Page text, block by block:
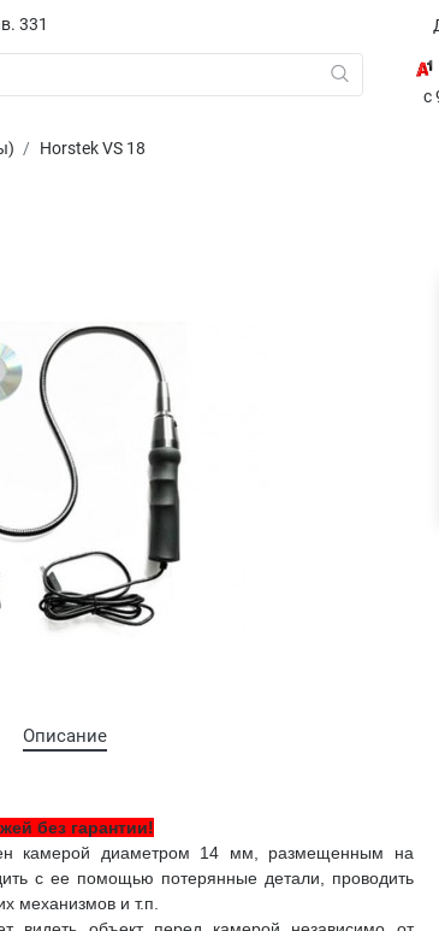
331
с
Horstek VS 18
Описание
без гарантии!
камерой диаметром 14 мм, размещенным на
с ее помощью потерянные детали, проводить
механизмов и т.п.